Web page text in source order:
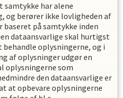
har alene
og berører ikke lovligheden af
baseret på samtykke inden
dataansvarlige skal hurtigst
oplysningerne, og i
af oplysninger udgør en
oplysningerne som
den dataansvarlige er
opbevare oplysningerne